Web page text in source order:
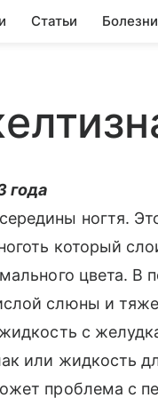
Статьи Болезни
года
ногтя.
который
цвета.
слюны и
с
или жидкость
проблема с